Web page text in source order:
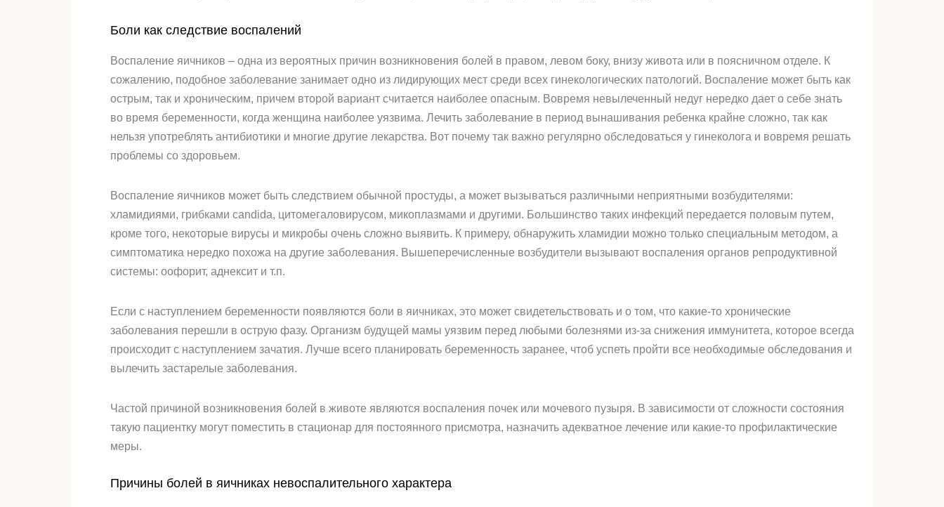
Боли как следствие воспалений
Воспаление яичников – одна из вероятных причин возникновения болей в правом, левом боку, внизу живота или в поясничном отделе. К
сожалению, подобное заболевание занимает одно из лидирующих мест среди всех гинекологических патологий. Воспаление может быть как
острым, так и хроническим, причем второй вариант считается наиболее опасным. Вовремя невылеченный недуг нередко дает о себе знать
во время беременности, когда женщина наиболее уязвима. Лечить заболевание в период вынашивания ребенка крайне сложно, так как
нельзя употреблять антибиотики и многие другие лекарства. Вот почему так важно регулярно обследоваться у гинеколога и вовремя решать
проблемы со здоровьем.
Воспаление яичников может быть следствием обычной простуды, а может вызываться различными неприятными возбудителями:
хламидиями, грибками candida, цитомегаловирусом, микоплазмами и другими. Большинство таких инфекций передается половым путем,
кроме того, некоторые вирусы и микробы очень сложно выявить. К примеру, обнаружить хламидии можно только специальным методом, а
симптоматика нередко похожа на другие заболевания. Вышеперечисленные возбудители вызывают воспаления органов репродуктивной
системы: оофорит, аднексит и т.п.
Если с наступлением беременности появляются боли в яичниках, это может свидетельствовать и о том, что какие-то хронические
заболевания перешли в острую фазу. Организм будущей мамы уязвим перед любыми болезнями из-за снижения иммунитета, которое всегда
происходит с наступлением зачатия. Лучше всего планировать беременность заранее, чтоб успеть пройти все необходимые обследования и
вылечить застарелые заболевания.
Частой причиной возникновения болей в животе являются воспаления почек или мочевого пузыря. В зависимости от сложности состояния
такую пациентку могут поместить в стационар для постоянного присмотра, назначить адекватное лечение или какие-то профилактические
меры.
Причины болей в яичниках невоспалительного характера